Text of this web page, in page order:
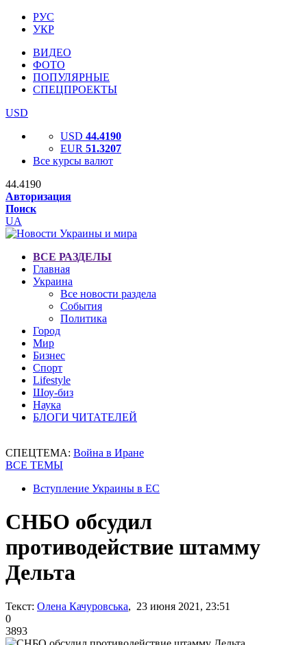
РУС
УКР
ВИДЕО
ФОТО
ПОПУЛЯРНЫЕ
СПЕЦПРОЕКТЫ
USD
USD 44.4190
EUR 51.3207
Все курсы валют
44.4190
Авторизация
Поиск
UA
ВСЕ РАЗДЕЛЫ
Главная
Украина
Все новости раздела
События
Политика
Город
Мир
Бизнес
Спорт
Lifestyle
Шоу-биз
Наука
БЛОГИ ЧИТАТЕЛЕЙ
СПЕЦТЕМА: Война в Иране
ВСЕ ТЕМЫ
Вступление Украины в ЕС
СНБО обсудил
противодействие штамму
Дельта
Текст: Олена Качуровська, 23 июня 2021, 23:51
0
3893